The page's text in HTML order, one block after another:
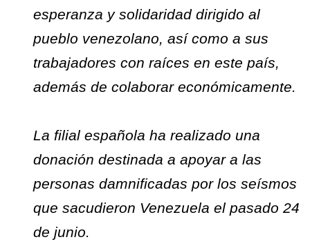
esperanza y solidaridad dirigido al
pueblo venezolano, así como a sus
trabajadores con raíces en este país,
además de colaborar económicamente.
La filial española ha realizado una
donación destinada a apoyar a las
personas damnificadas por los seísmos
que sacudieron Venezuela el pasado 24
de junio.